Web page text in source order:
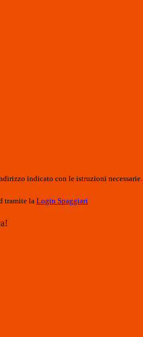
indicato con le istruzioni necessarie.
tramite la Login Spaggiari